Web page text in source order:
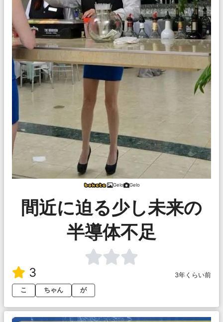
Gelo Gelo
間近に迫る少し未来の
半導体不足
3
3年くらい前
こ
ちゃん が